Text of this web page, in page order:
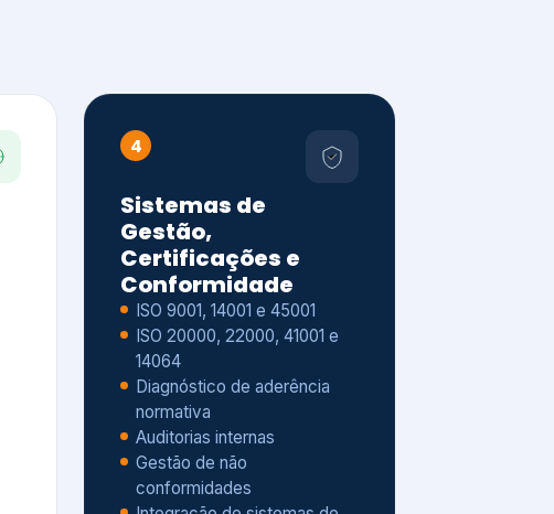
4
Sistemas de
Gestão,
Certificações e
Conformidade
ISO 9001, 14001 e 45001
ISO 20000, 22000, 41001 e
14064
Diagnóstico de aderência
normativa
Auditorias internas
Gestão de não
conformidades